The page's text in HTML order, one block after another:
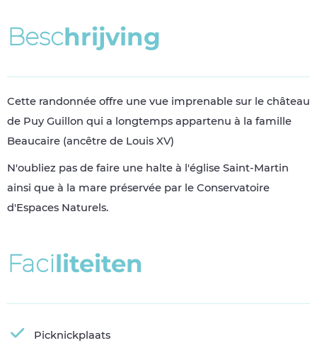
Beschrijving
Cette randonnée offre une vue imprenable sur le château
de Puy Guillon qui a longtemps appartenu à la famille
Beaucaire (ancêtre de Louis XV)
N'oubliez pas de faire une halte à l'église Saint-Martin
ainsi que à la mare préservée par le Conservatoire
d'Espaces Naturels.
Faciliteiten
Picknickplaats